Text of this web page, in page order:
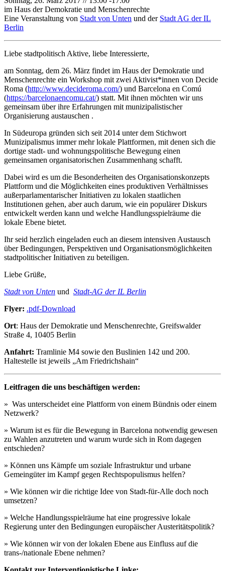
im Haus der Demokratie und Menschenrechte
Eine Veranstaltung von Stadt von Unten und der Stadt AG der IL
Berlin
Liebe stadtpolitisch Aktive, liebe Interessierte,
am Sonntag, dem 26. März findet im Haus der Demokratie und
Menschenrechte ein Workshop mit zwei Aktivist*innen von Decide
Roma (http://www.decideroma.com/) und Barcelona en Comú
(https://barcelonaencomu.cat/) statt. Mit ihnen möchten wir uns
gemeinsam über ihre Erfahrungen mit munizipalistischer
Organisierung austauschen .
In Südeuropa gründen sich seit 2014 unter dem Stichwort
Munizipalismus immer mehr lokale Plattformen, mit denen sich die
dortige stadt- und wohnungspolitische Bewegung einen
gemeinsamen organisatorischen Zusammenhang schafft.
Dabei wird es um die Besonderheiten des Organisationskonzepts
Plattform und die Möglichkeiten eines produktiven Verhältnisses
außerparlamentarischer Initiativen zu lokalen staatlichen
Institutionen gehen, aber auch darum, wie ein populärer Diskurs
entwickelt werden kann und welche Handlungsspielräume die
lokale Ebene bietet.
Ihr seid herzlich eingeladen euch an diesem intensiven Austausch
über Bedingungen, Perspektiven und Organisationsmöglichkeiten
stadtpolitischer Initiativen zu beteiligen.
Liebe Grüße,
Stadt von Unten und Stadt-AG der IL Berlin
Flyer: .pdf-Download
Ort: Haus der Demokratie und Menschenrechte, Greifswalder
Straße 4, 10405 Berlin
Anfahrt: Tramlinie M4 sowie den Buslinien 142 und 200.
Haltestelle ist jeweils „Am Friedrichshain“
Leitfragen die uns beschäftigen werden:
» Was unterscheidet eine Plattform von einem Bündnis oder einem
Netzwerk?
» Warum ist es für die Bewegung in Barcelona notwendig gewesen
zu Wahlen anzutreten und warum wurde sich in Rom dagegen
entschieden?
» Können uns Kämpfe um soziale Infrastruktur und urbane
Gemeingüter im Kampf gegen Rechtspopulismus helfen?
» Wie können wir die richtige Idee von Stadt-für-Alle doch noch
umsetzen?
» Welche Handlungsspielräume hat eine progressive lokale
Regierung unter den Bedingungen europäischer Austeritätspolitik?
» Wie können wir von der lokalen Ebene aus Einfluss auf die
trans-/nationale Ebene nehmen?